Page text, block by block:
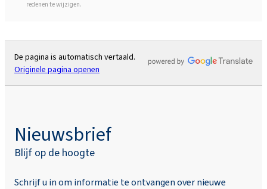
redenen te wijzigen.
De pagina is automatisch vertaald.
Originele pagina openen
Nieuwsbrief
Blijf op de hoogte
Schrijf u in om informatie te ontvangen over nieuwe